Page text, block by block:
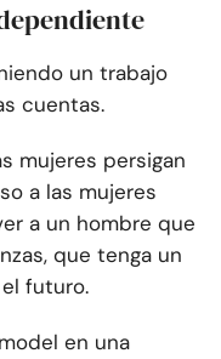
un trabajo
cuentas.
mujeres persigan
a las mujeres
a un hombre que
que tenga un
futuro.
en una